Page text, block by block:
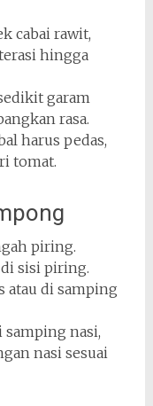
cabai rawit,
hingga
garam
rasa.
harus pedas,
tomat.
piring.
sisi piring.
atau di samping
nasi,
nasi sesuai